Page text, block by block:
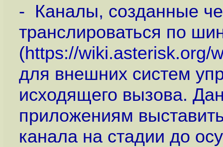
- Каналы, созданные
транслироваться по
(https://wiki.asterisk.org/
для внешних систем
исходящего вызова.
приложениям
канала на стадии до